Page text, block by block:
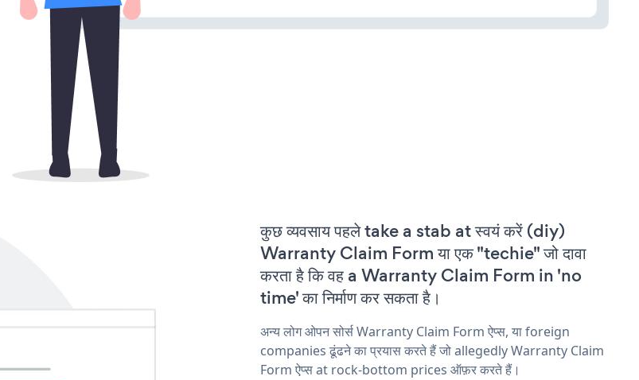
कुछ व्यवसाय पहले take a stab at स्वयं करें (diy)
Warranty Claim Form या एक "techie" जो दावा
करता है कि वह a Warranty Claim Form in 'no
time' का निर्माण कर सकता है।
अन्य लोग ओपन सोर्स Warranty Claim Form ऐप्स, या foreign
companies ढूंढने का प्रयास करते हैं जो allegedly Warranty Claim
Form ऐप्स at rock-bottom prices ऑफ़र करते हैं।